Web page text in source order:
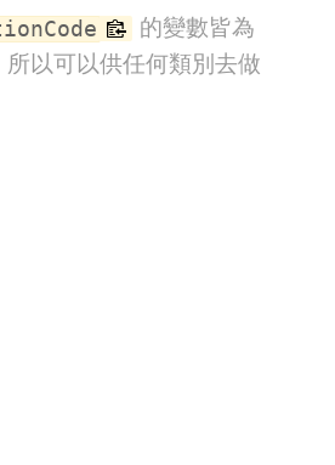
的變數皆為
所以可以供任何類別去做